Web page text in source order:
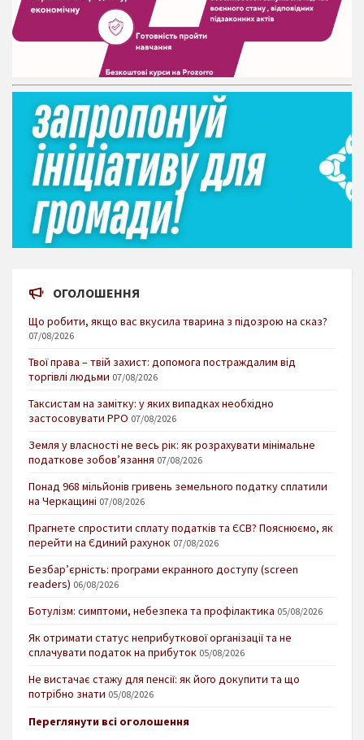
ОГОЛОШЕННЯ
Що робити, якщо вас вкусила тварина з підозрою на сказ?
07/08/2026
Твої права – твій захист: допомога постраждалим від
торгівлі людьми 07/08/2026
Таксистам на замітку: у яких випадках необхідно
застосовувати РРО 07/08/2026
Земля у власності не весь рік: як розрахувати мінімальне
податкове зобов’язання 07/08/2026
Понад 968 мільйонів гривень земельного податку сплатили
на Черкащині 07/08/2026
Прагнете спростити сплату податків та ЄСВ? Пояснюємо, як
перейти на Єдиний рахунок 07/08/2026
Безбар’єрність: програми екранного доступу (screen
readers) 06/08/2026
Ботулізм: симптоми, небезпека та профілактика 05/08/2026
Як отримати статус неприбуткової організації та не
сплачувати податок на прибуток 05/08/2026
Не вистачає стажу для пенсії: як його докупити та що
потрібно знати 05/08/2026
Переглянути всі оголошення